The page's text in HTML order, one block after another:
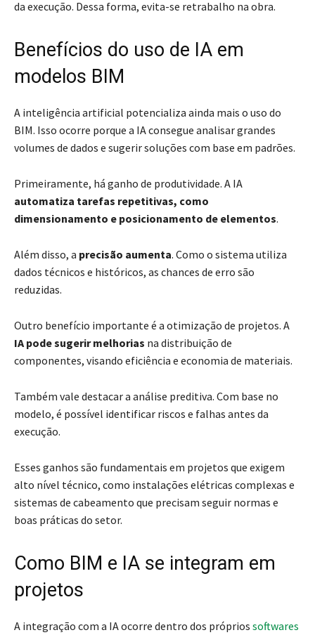
da execução. Dessa forma, evita-se retrabalho na obra.
Benefícios do uso de IA em
modelos BIM
A inteligência artificial potencializa ainda mais o uso do
BIM. Isso ocorre porque a IA consegue analisar grandes
volumes de dados e sugerir soluções com base em padrões.
Primeiramente, há ganho de produtividade. A IA
automatiza tarefas repetitivas, como
dimensionamento e posicionamento de elementos.
Além disso, a precisão aumenta. Como o sistema utiliza
dados técnicos e históricos, as chances de erro são
reduzidas.
Outro benefício importante é a otimização de projetos. A
IA pode sugerir melhorias na distribuição de
componentes, visando eficiência e economia de materiais.
Também vale destacar a análise preditiva. Com base no
modelo, é possível identificar riscos e falhas antes da
execução.
Esses ganhos são fundamentais em projetos que exigem
alto nível técnico, como instalações elétricas complexas e
sistemas de cabeamento que precisam seguir normas e
boas práticas do setor.
Como BIM e IA se integram em
projetos
A integração com a IA ocorre dentro dos próprios softwares